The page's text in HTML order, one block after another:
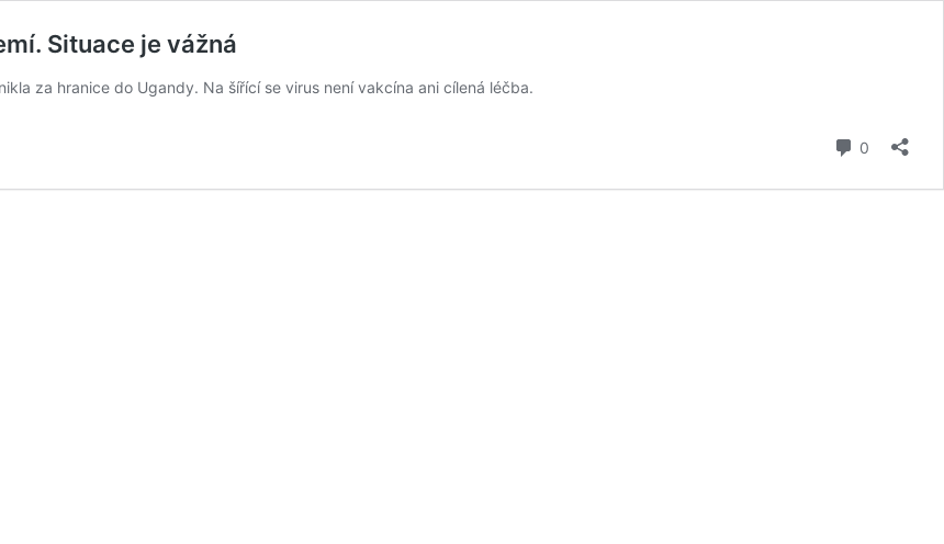
Situace je vážná
za hranice do Ugandy. Na šířící se virus není vakcína ani cílená léčba.
0 komentářů